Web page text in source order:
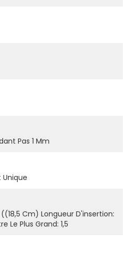
Pas 1 Mm
Unique
Cm) Longueur D'insertion:
Le Plus Grand: 1,5